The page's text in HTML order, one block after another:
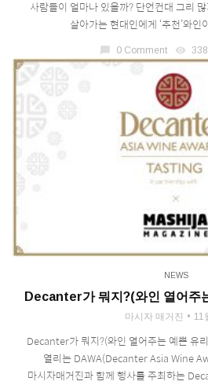
사람들이 얼마나 있을까? 단언컨대 그리
살아가는 현대인에게 ‘추천’와인
chat_bubble 0 Comment visibility
NEWS
Decanter가 뭐지?(와인 열어주
마시자 매거진 11
Decanter가 뭐지?(와인 열어주는 예쁜 유
열리는 DAWA(Decanter Asia Wine
마시자매거진과 함께 행사를 주최하는